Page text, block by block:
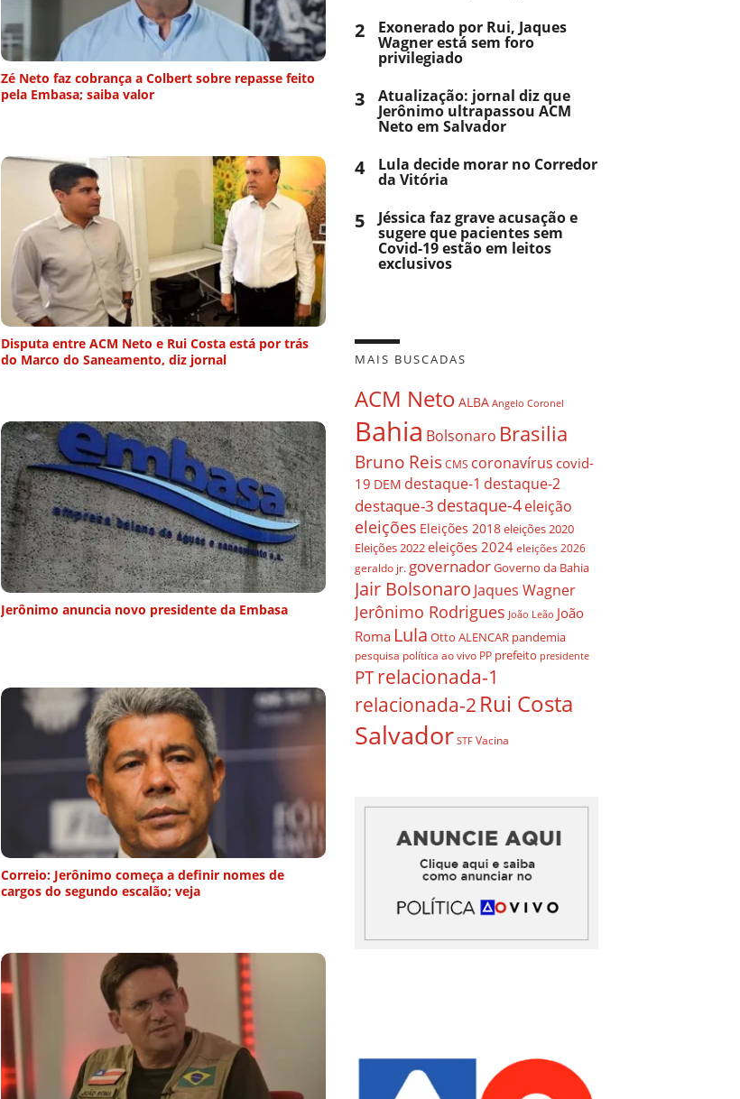
Zé Neto faz cobrança a Colbert sobre repasse feito
pela Embasa; saiba valor
Disputa entre ACM Neto e Rui Costa está por trás
do Marco do Saneamento, diz jornal
Jerônimo anuncia novo presidente da Embasa
Correio: Jerônimo começa a definir nomes de
cargos do segundo escalão; veja
2 Exonerado por Rui, Jaques
Wagner está sem foro
privilegiado
3 Atualização: jornal diz que
Jerônimo ultrapassou ACM
Neto em Salvador
4 Lula decide morar no Corredor
da Vitória
5 Jéssica faz grave acusação e
sugere que pacientes sem
Covid-19 estão em leitos
exclusivos
MAIS BUSCADAS
ACM Neto ALBA Angelo Coronel
Bahia Bolsonaro Brasilia
Bruno ReisCMS coronavírus covid-
19 DEM destaque-1 destaque-2
destaque-3 destaque-4eleição
eleições Eleições 2018eleições 2020
Eleições 2022eleições 2024 eleições 2026
geraldo jr. governadorGoverno da Bahia
Jair Bolsonaro Jaques Wagner
Jerônimo Rodrigues João Leão João
Roma Lula Otto ALENCAR pandemia
pesquisa política ao vivo PP prefeito presidente
PTrelacionada-1
relacionada-2 Rui Costa
Salvador STF Vacina